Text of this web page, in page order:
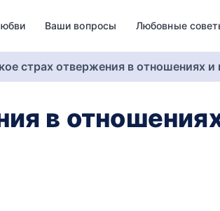
Ваши вопросы Любовные
страх отвержения в отношениях
в